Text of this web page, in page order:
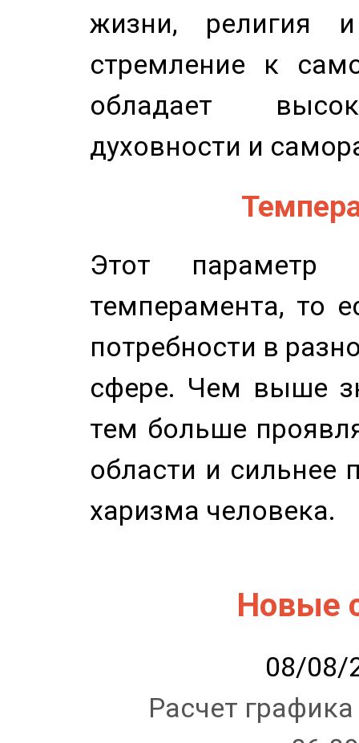
жизни, религия
стремление к
обладает
духовности и
Этот параметр
темперамента, то
потребности в
сфере. Чем выше
тем больше
области и сильнее
харизма человека.
Новые
08/08/
Расчет